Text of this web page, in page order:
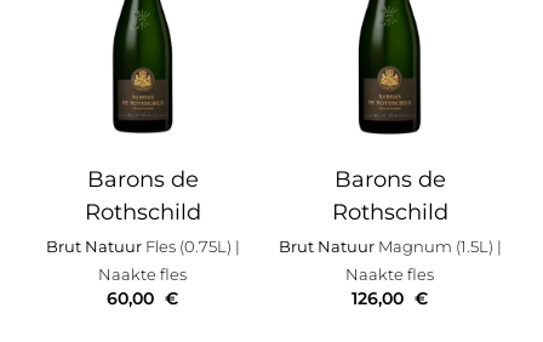
Barons de
Rothschild
Brut NatuurFles (0.75L) |
Naakte fles
60,00 €
Barons de
Rothschild
Brut NatuurMagnum (1.5L) |
Naakte fles
126,00 €